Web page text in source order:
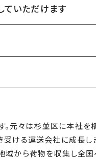
ていただけます
元々は杉並区に本社を
ける運送会社に成長し
から荷物を収集し全国